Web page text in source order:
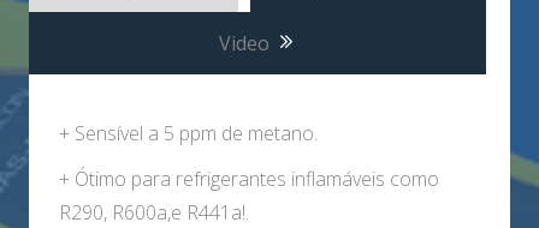
Video
+ Sensível a 5 ppm de metano.
+ Ótimo para refrigerantes inflamáveis ​​como
R290, R600a,e R441a!.